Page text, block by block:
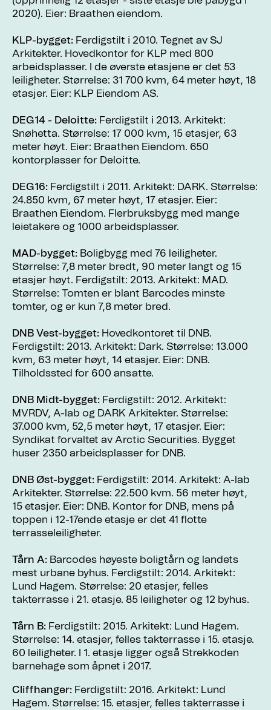
2020). Eier: Braathen eiendom.
KLP-bygget: Ferdigstilt i 2010. Tegnet av SJ
Arkitekter. Hovedkontor for KLP med 800
arbeidsplasser. I de øverste etasjene er det 53
leiligheter. Størrelse: 31 700 kvm, 64 meter høyt, 18
etasjer. Eier: KLP Eiendom AS.
DEG14 - Deloitte: Ferdigstilt i 2013. Arkitekt:
Snøhetta. Størrelse: 17 000 kvm, 15 etasjer, 63
meter høyt. Eier: Braathen Eiendom. 650
kontorplasser for Deloitte.
DEG16: Ferdigstilt i 2011. Arkitekt: DARK. Størrelse:
24.850 kvm, 67 meter høyt, 17 etasjer. Eier:
Braathen Eiendom. Flerbruksbygg med mange
leietakere og 1000 arbeidsplasser.
MAD-bygget: Boligbygg med 76 leiligheter.
Størrelse: 7,8 meter bredt, 90 meter langt og 15
etasjer høyt. Ferdigstilt: 2013. Arkitekt: MAD.
Størrelse: Tomten er blant Barcodes minste
tomter, og er kun 7,8 meter bred.
DNB Vest-bygget: Hovedkontoret til DNB.
Ferdigstilt: 2013. Arkitekt: Dark. Størrelse: 13.000
kvm, 63 meter høyt, 14 etasjer. Eier: DNB.
Tilholdssted for 600 ansatte.
DNB Midt-bygget: Ferdigstilt: 2012. Arkitekt:
MVRDV, A-lab og DARK Arkitekter. Størrelse:
37.000 kvm, 52,5 meter høyt, 17 etasjer. Eier:
Syndikat forvaltet av Arctic Securities. Bygget
huser 2350 arbeidsplasser for DNB.
DNB Øst-bygget: Ferdigstilt: 2014. Arkitekt: A-lab
Arkitekter. Størrelse: 22.500 kvm. 56 meter høyt,
15 etasjer. Eier: DNB. Kontor for DNB, mens på
toppen i 12-17ende etasje er det 41 flotte
terrasseleiligheter.
Tårn A: Barcodes høyeste boligtårn og landets
mest urbane byhus. Ferdigstilt: 2014. Arkitekt:
Lund Hagem. Størrelse: 20 etasjer, felles
takterrasse i 21. etasje. 85 leiligheter og 12 byhus.
Tårn B: Ferdigstilt: 2015. Arkitekt: Lund Hagem.
Størrelse: 14. etasjer, felles takterrasse i 15. etasje.
60 leiligheter. I 1. etasje ligger også Strekkoden
barnehage som åpnet i 2017.
Cliffhanger: Ferdigstilt: 2016. Arkitekt: Lund
Hagem. Størrelse: 15. etasjer, felles takterrasse i